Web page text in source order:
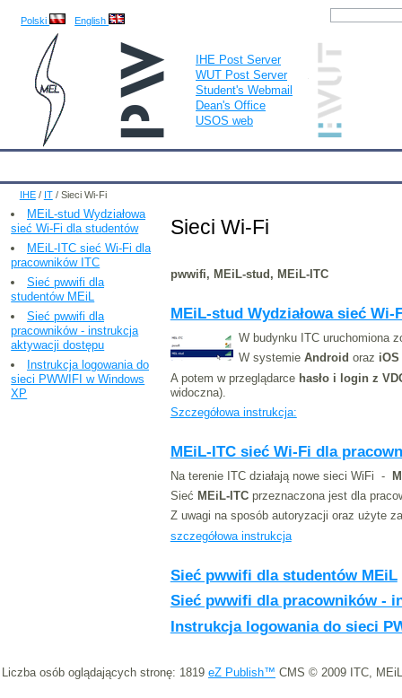
Polski English
IHE Post Server
WUT Post Server
Student's Webmail
Dean's Office
USOS web
IHE / IT / Sieci Wi-Fi
MEiL-stud Wydziałowa
sieć Wi-Fi dla studentów
MEiL-ITC sieć Wi-Fi dla
pracowników ITC
Sieć pwwifi dla
studentów MEiL
Sieć pwwifi dla
pracowników - instrukcja
aktywacji dostępu
Instrukcja logowania do
sieci PWWIFI w Windows
XP
Sieci Wi-Fi
pwwifi, MEiL-stud, MEiL-ITC
MEiL-stud Wydziałowa sieć
W budynku ITC uruchomiona
W systemieAndroid oraz iOS
A potem w przeglądarce hasło i login z
widoczna).
Szczegółowa instrukcja:
MEiL-ITC sieć Wi-Fi dla
Na terenie ITC działają nowe sieci WiFi -
Sieć MEiL-ITCprzeznaczona jest dla
Z uwagi na sposób autoryzacji oraz użyte
szczegółowa instrukcja
Sieć pwwifi dla studentów MEiL
Sieć pwwifi dla pracowników -
Instrukcja logowania do sieci
Liczba osób oglądających stronę: 1819 eZ Publish™ CMS © 2009 ITC,